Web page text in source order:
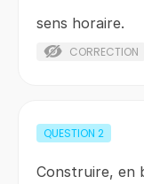
sens horaire.
CORRECTION
QUESTION 2
Construire, en